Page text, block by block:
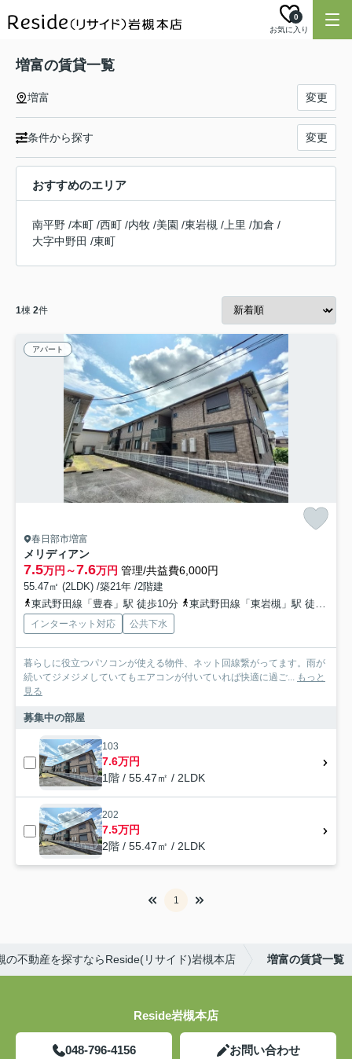
お気に入り
0
増富の賃貸一覧
増富 変更
条件から探す 変更
おすすめのエリア
南平野 /本町 /西町 /内牧 /美園 /東岩槻 / 上里 /加倉 /
大字中野田 /東町
1棟 2件
アパート
春日部市増富
メリディアン
7.5万円～7.6万円 管理/共益費6,000円
55.47㎡ (2LDK) /築21年 /2階建
東武野田線「豊春」駅 徒歩10分
東武野田線「東岩槻」駅 徒歩26分
インターネット対応 公共下水
暮らしに役立つパソコンが使える物件、ネット回線繋がってます。雨が
続いてジメジメしていてもエアコンが付いていれば快適に過ご... もっと
見る
募集中の部屋
103
7.6万円
1階 / 55.47㎡ / 2LDK
202
7.5万円
2階 / 55.47㎡ / 2LDK
1
の不動産を探すならReside(リサイド)岩槻本店 増富の賃貸一覧
Reside岩槻本店
048-796-4156 お問い合わせ